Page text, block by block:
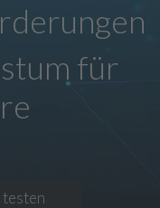
für
testen